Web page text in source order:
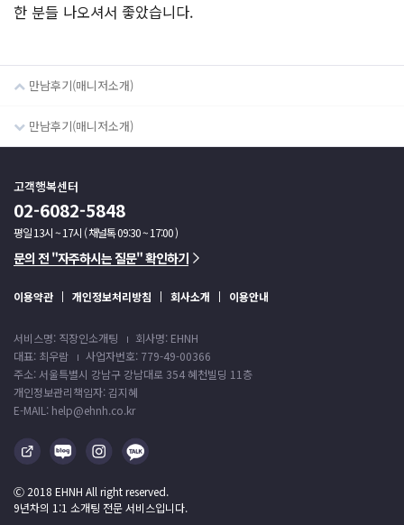
한 분들 나오셔서 좋았습니다.
만남후기(매니저소개)
만남후기(매니저소개)
고객행복센터
02-6082-5848
평일 13시 ~ 17시 ( 채널톡 09:30 ~ 17:00 )
문의 전 "자주하시는 질문" 확인하기
이용약관 개인정보처리방침 회사소개 이용안내
서비스명: 직장인소개팅
회사명: EHNH
대표: 최우람
사업자번호: 779-49-00366
주소: 서울특별시 강남구 강남대로 354 혜천빌딩 11층
개인정보관리책임자: 김지혜
E-MAIL: help@ehnh.co.kr
Ⓒ 2018 EHNH All right reserved.
9년차의 1:1 소개팅 전문 서비스입니다.